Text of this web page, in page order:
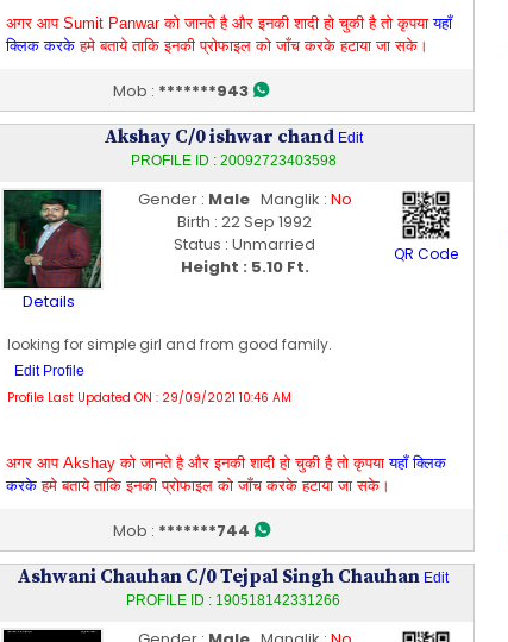
sumit is currently working in a private company (hunt &
Scouts) as Senior HR consultant also persuing MBA from
NMIMS (distance learning), father is a retired government
servant Father's native village is Tera and mother's native
village is tatiri Grand father's name Late Mater Raghubir Singh
Profile Last Updated ON : 09/03/2022 04:05 PM
अगर आप Sumit Panwar को जानते है और इनकी शादी हो चुकी है तो कृपयायहाँ
क्लिक करकेहमे बताये ताकि इनकी प्रोफाइल को जाँच करके हटाया जा सके।
Mob : *******943
Akshay C/0 ishwar chand Edit
PROFILE ID : 20092723403598
Details
Gender : MaleManglik : No
Birth : 22 Sep 1992
Status : Unmarried
Height : 5.10 Ft.
QR Code
looking for simple girl and from good family.
Edit Profile
Profile Last Updated ON : 29/09/2021 10:46 AM
अगर आप Akshay को जानते है और इनकी शादी हो चुकी है तो कृपयायहाँ क्लिक
करकेहमे बताये ताकि इनकी प्रोफाइल को जाँच करके हटाया जा सके।
Mob : *******744
Ashwani Chauhan C/0 Tejpal Singh Chauhan Edit
PROFILE ID : 190518142331266